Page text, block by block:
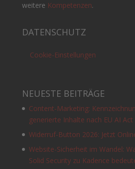
weitere Kompetenzen.
DATENSCHUTZ
Cookie-Einstellungen
NEUESTE BEITRÄGE
Content-Marketing:
generierte Inhalte nach EU AI Act
Widerruf-Button 2026: Jetzt
Website-Sicherheit im Wandel:
Solid Security zu Kadence